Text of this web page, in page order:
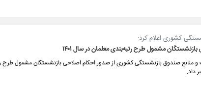
کشوری اعلام کرد:
مشمول طرح رتبه‌بندی معلمان در سال ۱۴۰۱
منابع صندوق بازنشستگی کشوری از صدور احکام اصلاحی بازنشستگان مشمول طرح